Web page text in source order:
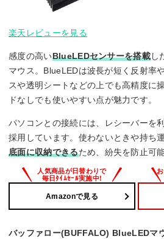
楽天レビューを見る
感度の高いBlueLEDセンサーを搭載し
マウス。BlueLEDは波長が短く反射率
スや透明シートなどの上でも高精度に
ドなしでも使いやすい点が魅力です。
パソコンとの接続には、レシーバーを
採用しています。使わないときや持ち
底面に収納できるため、紛失を防止可能
Amazonで見る
バッファロー(BUFFALO) BlueLEDマ